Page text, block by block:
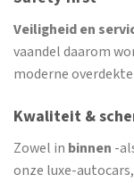
Veiligheid en
vaandel daarom
moderne
Kwaliteit &
Zowel in binnen -
onze luxe-autocars,